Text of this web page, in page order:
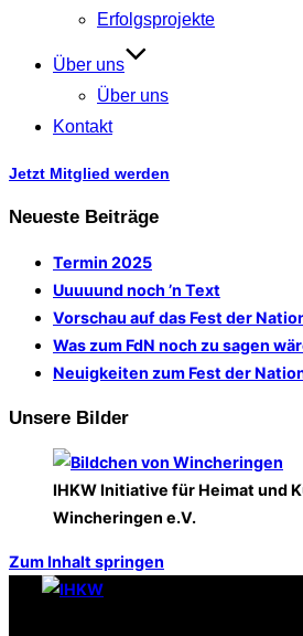
Erfolgsprojekte
Über uns
Über uns
Kontakt
Jetzt Mitglied werden
Neueste Beiträge
Termin 2025
Uuuuund noch ’n Text
Vorschau auf das Fest der
Was zum FdN noch zu sagen
Neuigkeiten zum Fest der
Unsere Bilder
IHKW Initiative für Heimat und
Wincheringen e.V.
Zum Inhalt springen